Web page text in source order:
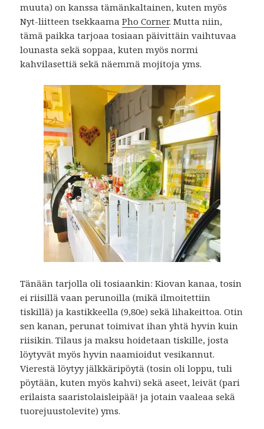
muuta) on kanssa tämänkaltainen, kuten myös
Nyt-liitteen tsekkaamaPho Corner. Mutta niin,
tämä paikka tarjoaa tosiaan päivittäin vaihtuvaa
lounasta sekä soppaa, kuten myös normi
kahvilasettiä sekä näemmä mojitoja yms.
Tänään tarjolla oli tosiaankin: Kiovan kanaa, tosin
ei riisillä vaan perunoilla (mikä ilmoitettiin
tiskillä) ja kastikkeella (9,80e) sekä lihakeittoa. Otin
sen kanan, perunat toimivat ihan yhtä hyvin kuin
riisikin. Tilaus ja maksu hoidetaan tiskille, josta
löytyvät myös hyvin naamioidut vesikannut.
Vierestä löytyy jälkkäripöytä (tosin oli loppu, tuli
pöytään, kuten myös kahvi) sekä aseet, leivät (pari
erilaista saaristolaisleipää! ja jotain vaaleaa sekä
tuorejuustolevite) yms.